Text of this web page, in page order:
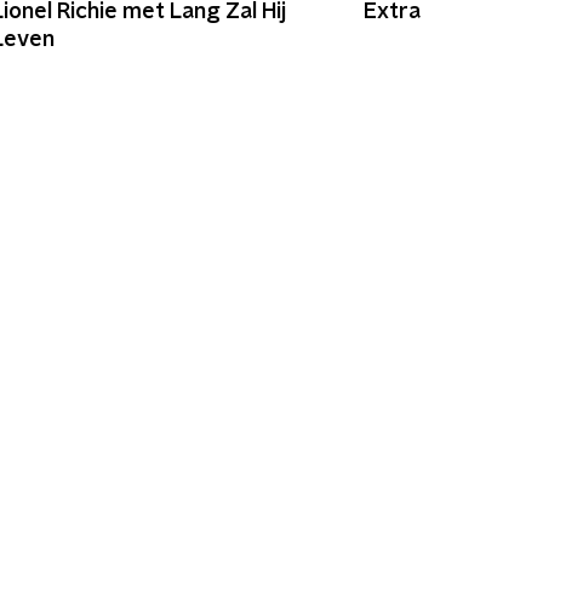
Richie met Lang Zal Hij
Extra